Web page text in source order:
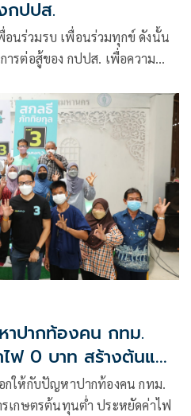
กปปส.
นร่วมรบ เพื่อนร่วมทุกข์ ดังนั้น
ารต่อสู้ของ กปปส. เพื่อความ
งประกาศต่อสาธารณะแม้จะ
มคำพูด
ปากท้องคน กทม.
ฟ 0 บาท สร้างต้นแบบ
นกทม.
กให้กับปัญหาปากท้องคน กทม.
รเกษตรต้นทุนต่ำ ประหยัดค่าไฟ